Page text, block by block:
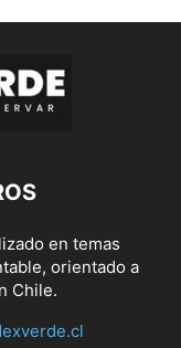
en temas
orientado a
Chile.